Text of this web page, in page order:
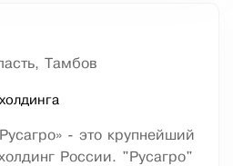
Тамбов
- это крупнейший
России. "Русагро"